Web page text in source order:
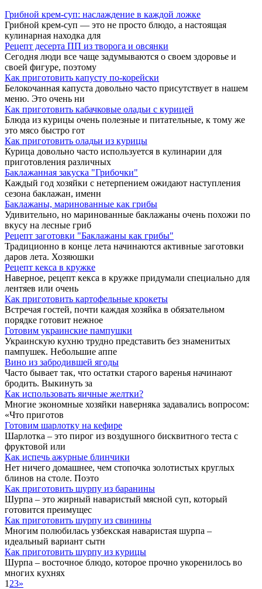
Грибной крем-суп: наслаждение в каждой ложке
Грибной крем-суп — это не просто блюдо, а настоящая
кулинарная находка для
Рецепт десерта ПП из творога и овсянки
Сегодня люди все чаще задумываются о своем здоровье и
своей фигуре, поэтому
Как приготовить капусту по-корейски
Белокочанная капуста довольно часто присутствует в нашем
меню. Это очень ни
Как приготовить кабачковые оладьи с курицей
Блюда из курицы очень полезные и питательные, к тому же
это мясо быстро гот
Как приготовить оладьи из курицы
Курица довольно часто используется в кулинарии для
приготовления различных
Баклажанная закуска "Грибочки"
Каждый год хозяйки с нетерпением ожидают наступления
сезона баклажан, именн
Баклажаны, маринованные как грибы
Удивительно, но маринованные баклажаны очень похожи по
вкусу на лесные гриб
Рецепт заготовки "Баклажаны как грибы"
Традиционно в конце лета начинаются активные заготовки
даров лета. Хозяюшки
Рецепт кекса в кружке
Наверное, рецепт кекса в кружке придумали специально для
лентяев или очень
Как приготовить картофельные крокеты
Встречая гостей, почти каждая хозяйка в обязательном
порядке готовит нежное
Готовим украинские пампушки
Украинскую кухню трудно представить без знаменитых
пампушек. Небольшие аппе
Вино из забродившей ягоды
Часто бывает так, что остатки старого варенья начинают
бродить. Выкинуть за
Как использовать яичные желтки?
Многие экономные хозяйки наверняка задавались вопросом:
«Что приготов
Готовим шарлотку на кефире
Шарлотка – это пирог из воздушного бисквитного теста с
фруктовой или
Как испечь ажурные блинчики
Нет ничего домашнее, чем стопочка золотистых круглых
блинов на столе. Поэто
Как приготовить шурпу из баранины
Шурпа – это жирный наваристый мясной суп, который
готовится преимущес
Как приготовить шурпу из свинины
Многим полюбилась узбекская наваристая шурпа –
идеальный вариант сытн
Как приготовить шурпу из курицы
Шурпа – восточное блюдо, которое прочно укоренилось во
многих кухнях
1 23»